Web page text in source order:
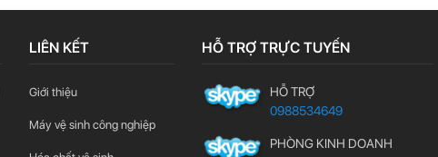
LIÊN KẾT
Giới thiệu
Máy vệ sinh công nghiệp
HỖ TRỢ TRỰC TUYẾN
HỖ TRỢ
0988534649
PHÒNG KINH DOANH